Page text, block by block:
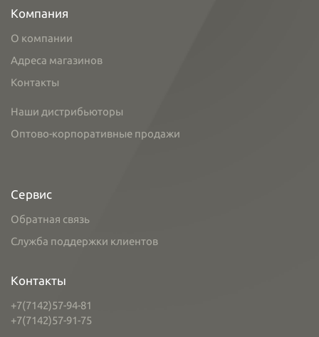
Компания
О компании
Адреса магазинов
Контакты
Наши дистрибьюторы
Оптово-корпоративные продажи
Сервис
Обратная связь
Служба поддержки клиентов
Контакты
+7(7142)57-94-81
+7(7142)57-91-75